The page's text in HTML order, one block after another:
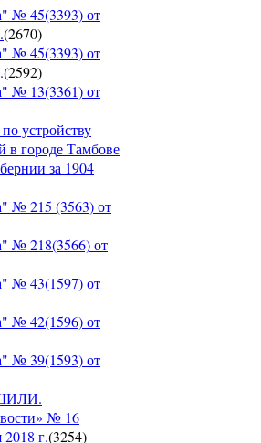
№ 45(3393) от
(2670)
№ 45(3393) от
(2592)
№ 13(3361) от
устройству
в городе Тамбове
за 1904
№ 215 (3563) от
№ 218(3566) от
№ 43(1597) от
№ 42(1596) от
№ 39(1593) от
№ 16
2018 г.(3254)